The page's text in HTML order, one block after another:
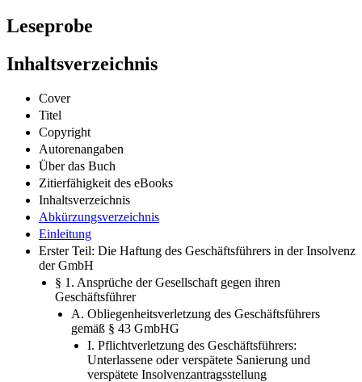
Leseprobe
Inhaltsverzeichnis
Cover
Titel
Copyright
Autorenangaben
Über das Buch
Zitierfähigkeit des eBooks
Inhaltsverzeichnis
Abkürzungsverzeichnis
Einleitung
Erster Teil: Die Haftung des Geschäftsführers in der Insolvenz
der GmbH
§ 1. Ansprüche der Gesellschaft gegen ihren
Geschäftsführer
A. Obliegenheitsverletzung des Geschäftsführers
gemäß § 43 GmbHG
I. Pflichtverletzung des Geschäftsführers:
Unterlassene oder verspätete Sanierung und
verspätete Insolvenzantragsstellung